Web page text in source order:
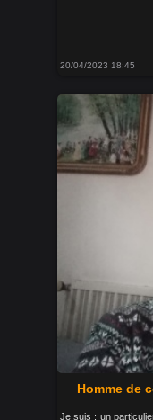
20/04/2023 18:45
Homme de
Je suis : un